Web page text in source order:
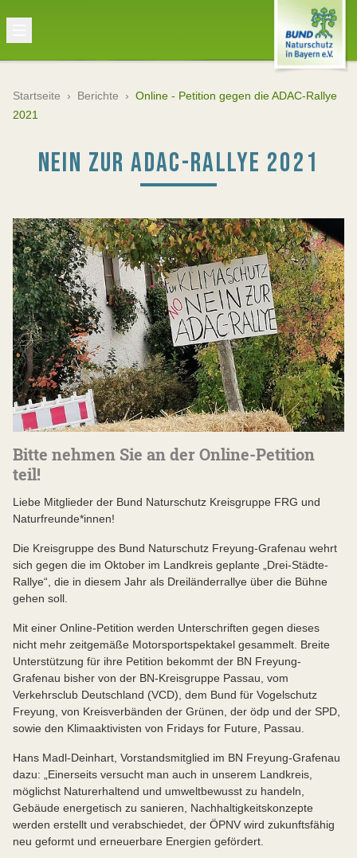
Startseite › Berichte › Online - Petition gegen die ADAC-Rallye
2021
NEIN ZUR ADAC-RALLYE 2021
Bitte nehmen Sie an der Online-Petition
teil!
Liebe Mitglieder der Bund Naturschutz Kreisgruppe FRG und
Naturfreunde*innen!
Die Kreisgruppe des Bund Naturschutz Freyung-Grafenau wehrt
sich gegen die im Oktober im Landkreis geplante „Drei-Städte-
Rallye“, die in diesem Jahr als Dreiländerrallye über die Bühne
gehen soll.
Mit einer Online-Petition werden Unterschriften gegen dieses
nicht mehr zeitgemäße Motorsportspektakel gesammelt. Breite
Unterstützung für ihre Petition bekommt der BN Freyung-
Grafenau bisher von der BN-Kreisgruppe Passau, vom
Verkehrsclub Deutschland (VCD), dem Bund für Vogelschutz
Freyung, von Kreisverbänden der Grünen, der ödp und der SPD,
sowie den Klimaaktivisten von Fridays for Future, Passau.
Hans Madl-Deinhart, Vorstandsmitglied im BN Freyung-Grafenau
dazu: „Einerseits versucht man auch in unserem Landkreis,
möglichst Naturerhaltend und umweltbewusst zu handeln,
Gebäude energetisch zu sanieren, Nachhaltigkeitskonzepte
werden erstellt und verabschiedet, der ÖPNV wird zukunftsfähig
neu geformt und erneuerbare Energien gefördert.